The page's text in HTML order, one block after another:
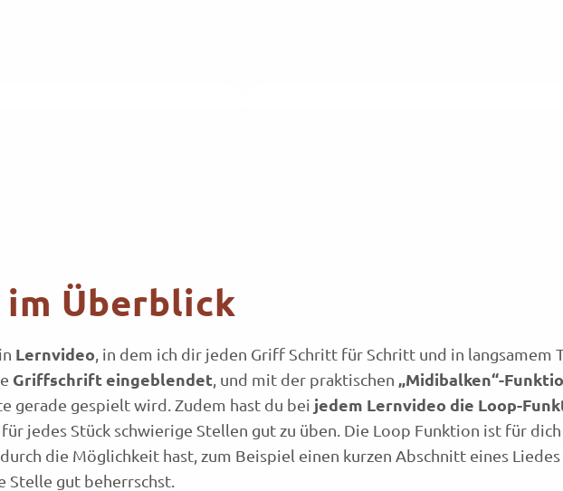
Überblick
Lernvideo , in dem ich dir jeden Griff Schritt für Schritt und in langsamem
Griffschrift eingeblendet , und mit der praktischen „Midibalken“-
gerade gespielt wird. Zudem hast du bei jedem Lernvideo die Loop-
jedes Stück schwierige Stellen gut zu üben. Die Loop Funktion ist für
die Möglichkeit hast, zum Beispiel einen kurzen Abschnitt eines Liedes
Stelle gut beherrschst.